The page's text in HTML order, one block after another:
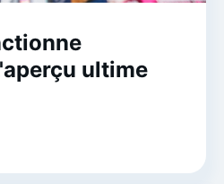
ultime